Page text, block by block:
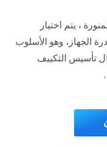
، يتم اختيار
الجهاز، وهو الأسلوب
تأسيس التكييف